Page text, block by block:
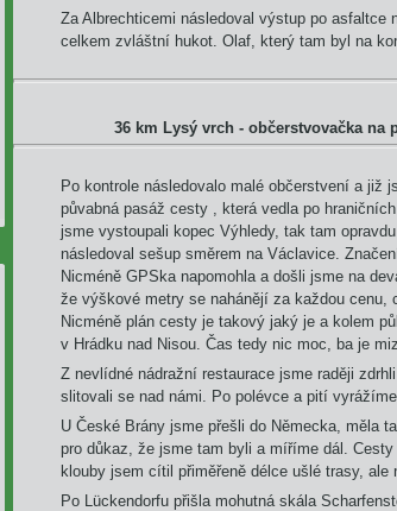
Za Albrechticemi následoval výstup po
celkem zvláštní hukot. Olaf, který tam byl na
36 km Lysý vrch - občerstvovačka na
Po kontrole následovalo malé občerstvení a již
půvabná pasáž cesty , která vedla po
jsme vystoupali kopec Výhledy, tak tam
následoval sešup směrem na Václavice.
Nicméně GPSka napomohla a došli jsme na
že výškové metry se nahánějí za každou cenu,
Nicméně plán cesty je takový jaký je a kolem
v Hrádku nad Nisou. Čas tedy nic moc, ba je
Z nevlídné nádražní restaurace jsme raději
slitovali se nad námi. Po polévce a pití
U České Brány jsme přešli do Německa, měla
pro důkaz, že jsme tam byli a míříme dál.
klouby jsem cítil přiměřeně délce ušlé trasy,
Po Lückendorfu přišla mohutná skála